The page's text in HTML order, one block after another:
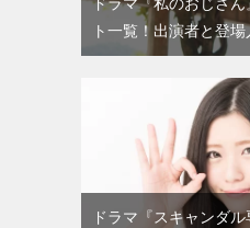
ト一覧！出演者と登
ドラマ『スキャンダル